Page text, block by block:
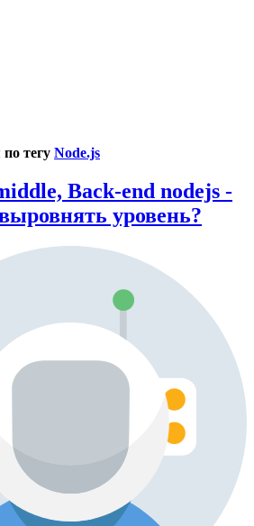
тегу Node.js
Back-end nodejs -
уровень?